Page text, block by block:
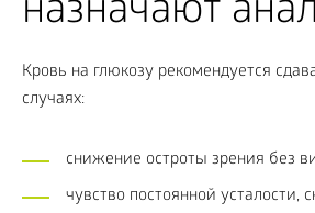
назначают
Кровь на глюкозу рекомендуется
случаях:
снижение остроты зрения без
чувство постоянной усталости,